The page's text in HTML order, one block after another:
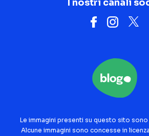
I nostri canali
Le immagini presenti su questo sito sono
Alcune immagini sono concesse in